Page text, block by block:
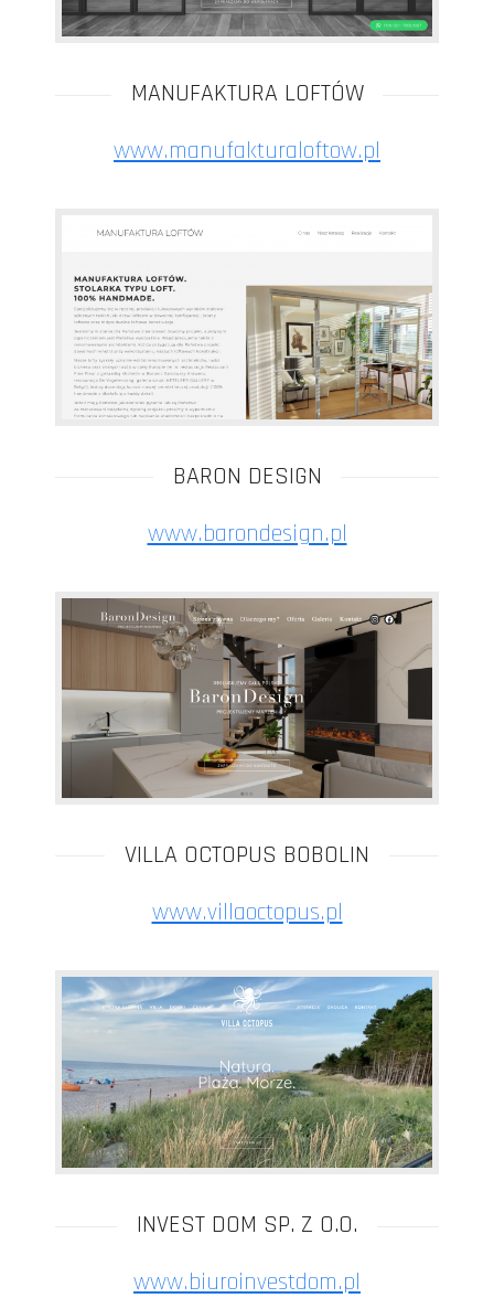
MANUFAKTURA LOFTÓW
www.manufakturaloftow.pl
BARON DESIGN
www.barondesign.pl
VILLA OCTOPUS BOBOLIN
www.villaoctopus.pl
INVEST DOM SP. Z O.O.
www.biuroinvestdom.pl